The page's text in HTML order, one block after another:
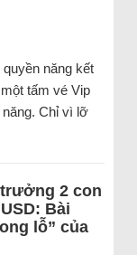
năng kết
tấm vé Vip
Chỉ vì lỡ
2 con
Bài
lỗ” của